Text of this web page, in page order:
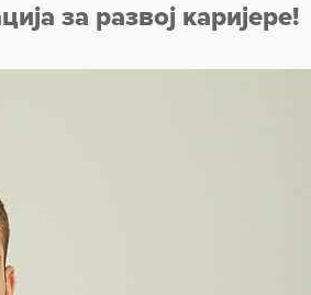
за развој каријере!